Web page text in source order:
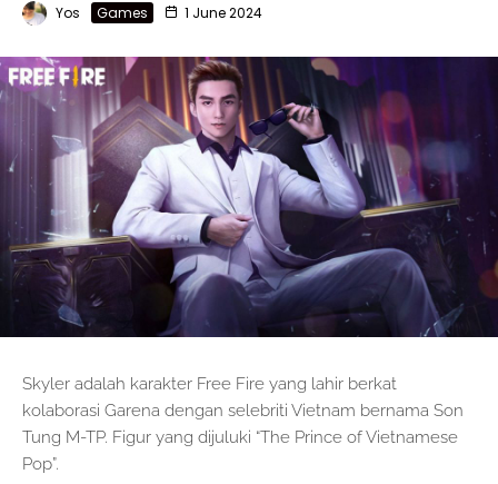
Yos Games 1 June 2024
Skyler adalah karakter Free Fire yang lahir berkat
kolaborasi Garena dengan selebriti Vietnam bernama Son
Tung M-TP. Figur yang dijuluki “The Prince of Vietnamese
Pop”.